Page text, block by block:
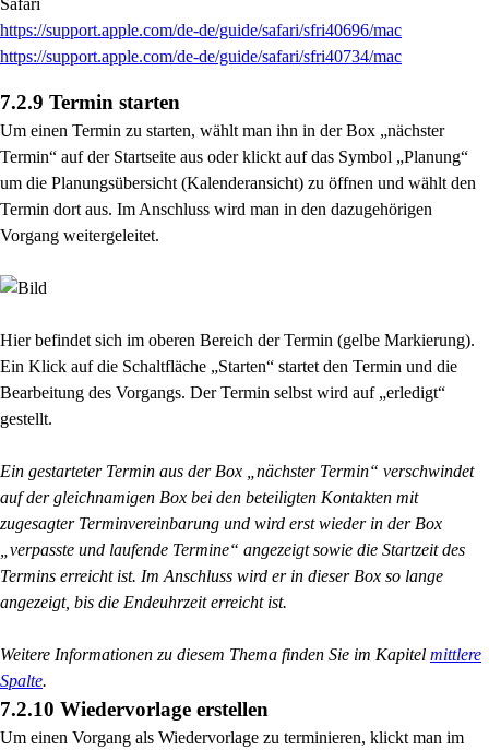
Safari
https://support.apple.com/de-de/guide/safari/sfri40696/mac
https://support.apple.com/de-de/guide/safari/sfri40734/mac
7.2.9 Termin starten
Um einen Termin zu starten, wählt man ihn in der Box „nächster
Termin“ auf der Startseite aus oder klickt auf das Symbol „Planung“
um die Planungsübersicht (Kalenderansicht) zu öffnen und wählt den
Termin dort aus. Im Anschluss wird man in den dazugehörigen
Vorgang weitergeleitet.
Hier befindet sich im oberen Bereich der Termin (gelbe Markierung).
Ein Klick auf die Schaltfläche „Starten“ startet den Termin und die
Bearbeitung des Vorgangs. Der Termin selbst wird auf „erledigt“
gestellt.
Ein gestarteter Termin aus der Box „nächster Termin“ verschwindet
auf der gleichnamigen Box bei den beteiligten Kontakten mit
zugesagter Terminvereinbarung und wird erst wieder in der Box
„verpasste und laufende Termine“ angezeigt sowie die Startzeit des
Termins erreicht ist. Im Anschluss wird er in dieser Box so lange
angezeigt, bis die Endeuhrzeit erreicht ist.
Weitere Informationen zu diesem Thema finden Sie im Kapitel mittlere
Spalte.
7.2.10 Wiedervorlage erstellen
Um einen Vorgang als Wiedervorlage zu terminieren, klickt man im